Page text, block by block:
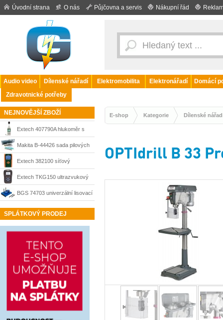
Úvodní strana O nás Půjčovna a servis Nákupní řád
Audio video Dílenské nářadí Elektromobilita Elektronářadí
Domácí
Zdravotnické potřeby
NEJNOVĚJŠÍ ZBOŽÍ
Extech 407790A hlukoměr s
dataloggerem a 1/3oktávovým
analyzátorem 20–130 dB
Makita B-44426 sada pilových
listů do přímočaré pily 10-dílná
Extech 382100 síťový
analyzátor s dataloggerem 3-
fázový 1200 A
Extech TKG150 ultrazvukový
měřič tloušťky materiálu 1–508
mm
BGS 74703 univerzální lisovací
podložka pro dílenské lisy do
SPLÁTKOVÝ PRODEJ
E-shop Kategorie Dílenské
OPTIdrill B 33